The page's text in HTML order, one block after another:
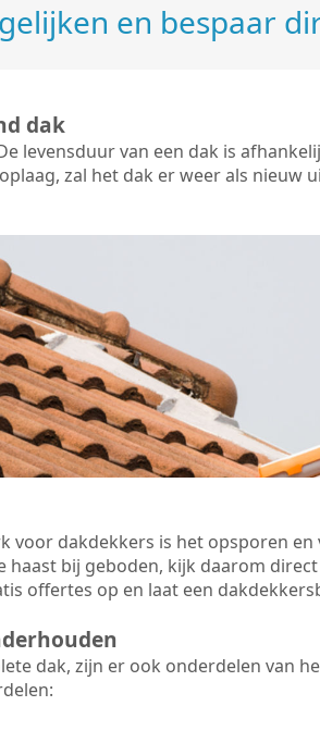
en bespaar
dak
levensduur van een dak is
zal het dak er weer als nieuw
voor dakdekkers is het opsporen
haast bij geboden, kijk daarom
offertes op en laat een
dak, zijn er ook onderdelen van